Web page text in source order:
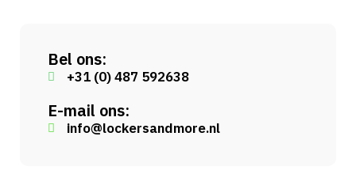
Bel ons:
+31 (0) 487 592638
E-mail ons:
info@lockersandmore.nl